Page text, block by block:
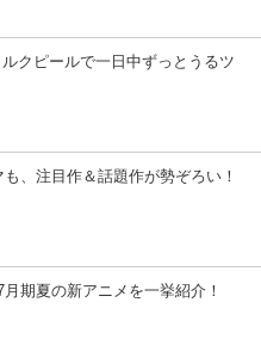
クピールで一日中ずっとうるツ
、注目作＆話題作が勢ぞろい！
月期夏の新アニメを一挙紹介！